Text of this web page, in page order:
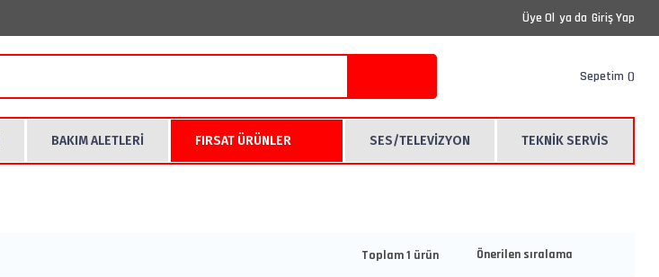
Üye Ol ya da Giriş Yap
Sepetim
BAKIM ALETLERİ FIRSAT ÜRÜNLER SES/TELEVİZYON TEKNİK SERVİS
Toplam 1 ürün